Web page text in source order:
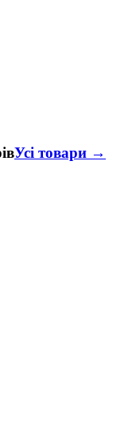
Усі товари →